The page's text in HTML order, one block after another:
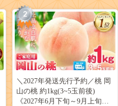
2
＼2027年発送先行予約／桃 岡
山の桃 約1kg(3~5玉前後)
《2027年6月下旬～9月上旬頃